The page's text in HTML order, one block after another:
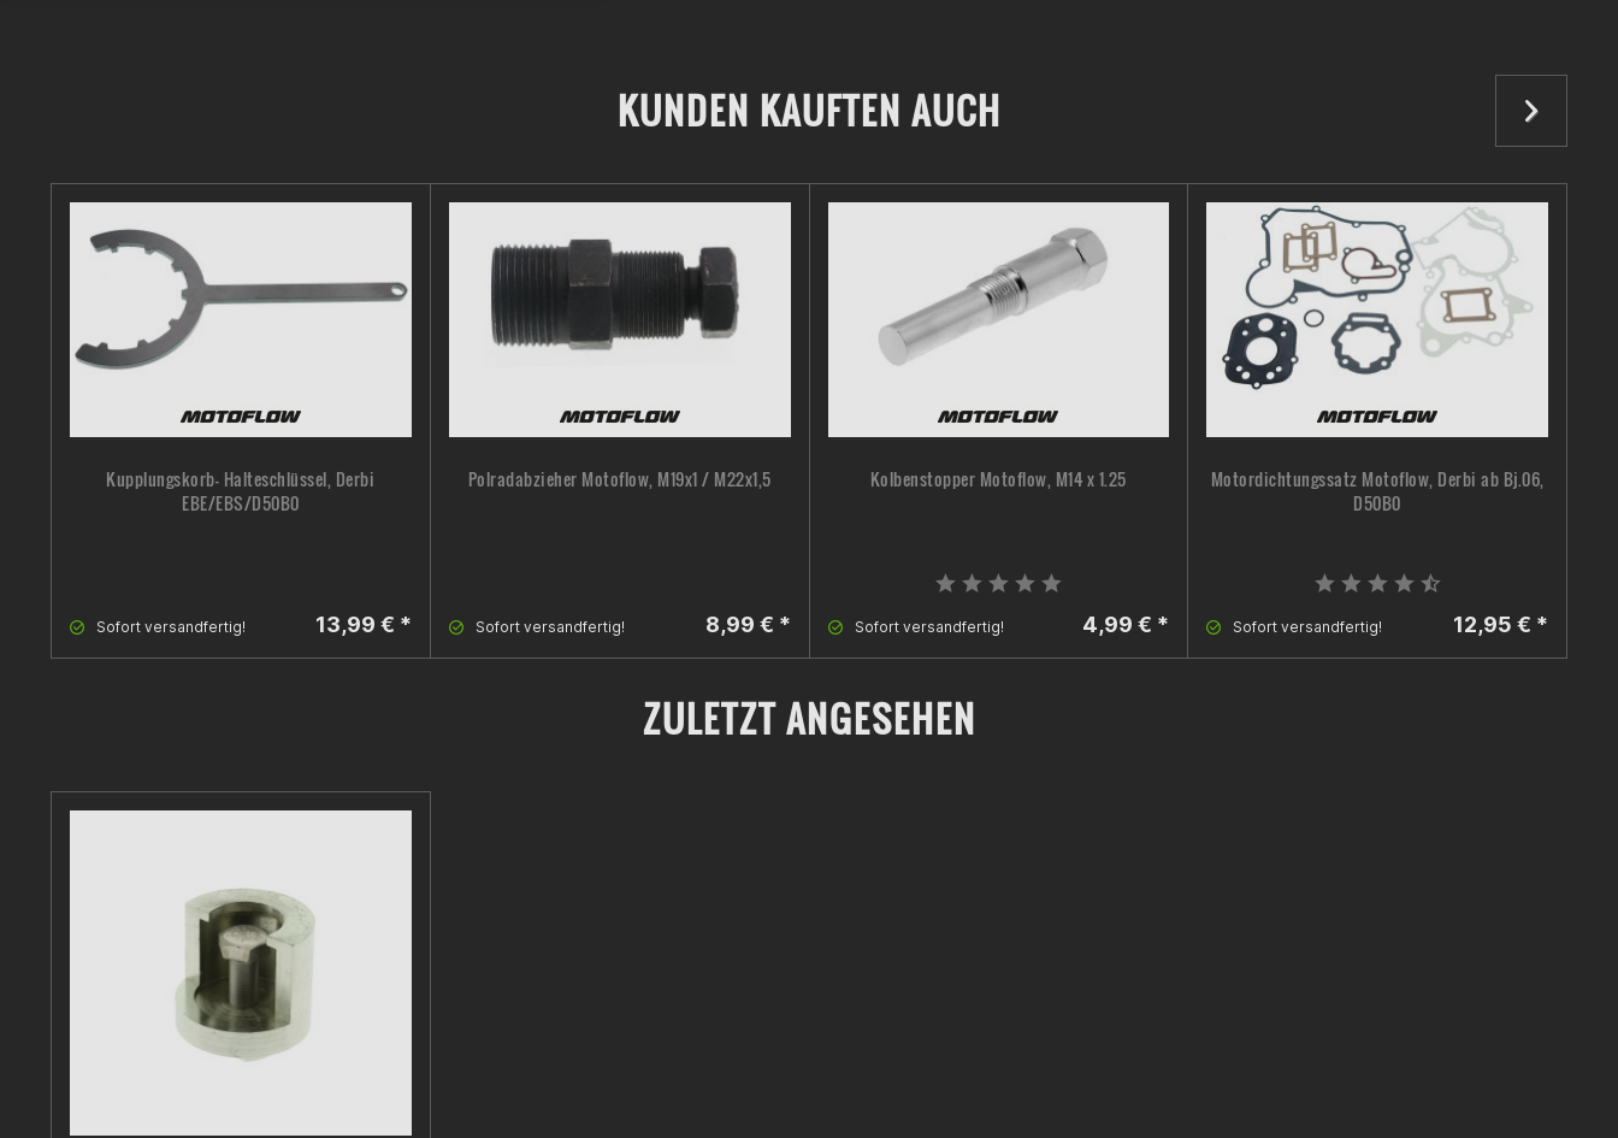
KUNDEN KAUFTEN AUCH
Kupplungskorb- Halteschlüssel, Derbi
EBE/EBS/D50B0
Sofort versandfertig! 13,99 € *
Polradabzieher Motoflow, M19x1 / M22x1,5
Sofort versandfertig! 8,99 € *
Kolbenstopper Motoflow, M14 x 1.25
Sofort versandfertig! 4,99 € *
Motordichtungssatz Motoflow, Derbi ab Bj.06,
D50B0
Sofort versandfertig! 12,95 € *
ZULETZT ANGESEHEN